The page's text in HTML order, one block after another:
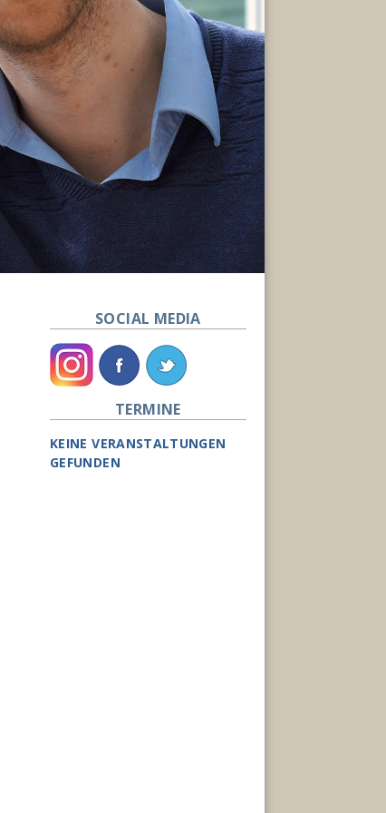
SOCIAL MEDIA
TERMINE
KEINE VERANSTALTUNGEN
GEFUNDEN